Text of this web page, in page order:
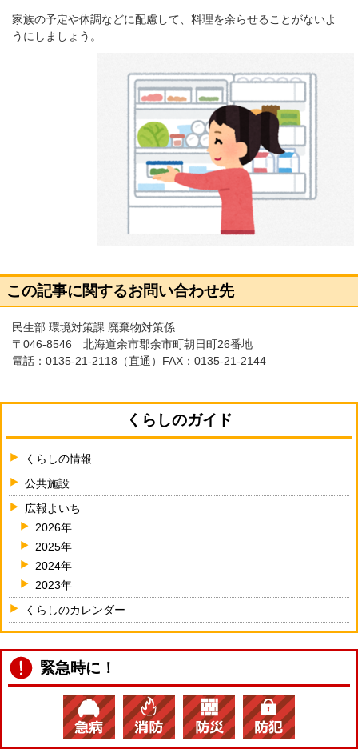
家族の予定や体調などに配慮して、料理を余らせることがないよ
うにしましょう。
この記事に関するお問い合わせ先
民生部 環境対策課 廃棄物対策係
〒046-8546 北海道余市郡余市町朝日町26番地
電話： 0135-21-2118 （直通）FAX：0135-21-2144
くらしのガイド
くらしの情報
公共施設
広報よいち
2026年
2025年
2024年
2023年
くらしのカレンダー
緊急時に！